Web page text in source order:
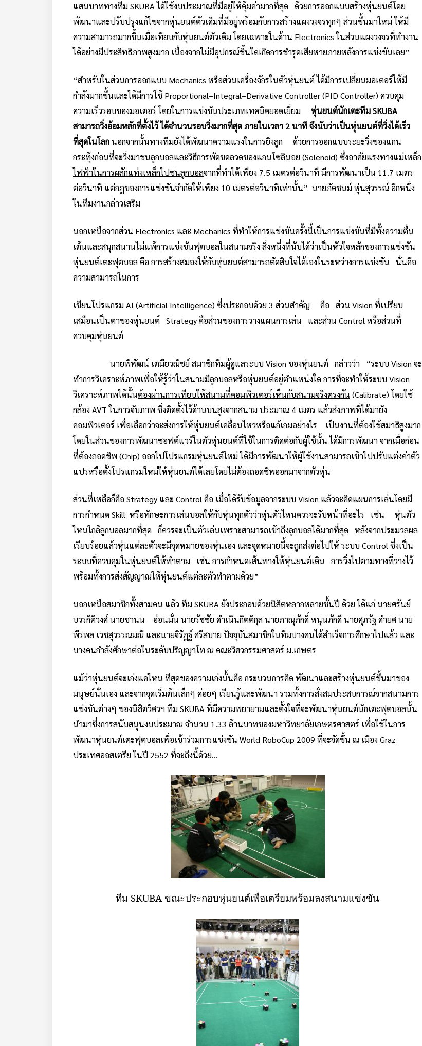
แสนบาททางทีม SKUBA ได้ใช้งบประมาณที่มีอยู่ให้คุ้มค่ามากที่สุด ด้วยการออกแบบสร้างหุ่นยนต์โดย
พัฒนาและปรับปรุงแก้ไขจากหุ่นยนต์ตัวเดิมที่มีอยู่พร้อมกับการสร้างแผงวงจรทุกๆ ส่วนขึ้นมาใหม่ ให้มี
ความสามารถมากขึ้นเมื่อเทียบกับหุ่นยนต์ตัวเดิม โดยเฉพาะในด้าน Electronics ในส่วนแผงวงจรที่ทำงาน
ได้อย่างมีประสิทธิภาพสูงมาก เนื่องจากไม่มีอุปกรณ์ชิ้นใดเกิดการชำรุดเสียหายภายหลังการแข่งขันเลย”
“สำหรับในส่วนการออกแบบ Mechanics หรือส่วนเครื่องจักรในตัวหุ่นยนต์ ได้มีการเปลี่ยนมอเตอร์ให้มี
กำลังมากขึ้นและได้มีการใช้ Proportional–Integral–Derivative Controller (PID Controller) ควบคุม
ความเร็วรอบของมอเตอร์ โดยในการแข่งขันประเภทเทคนิคยอดเยี่ยม หุ่นยนต์นักเตะทีมSKUBA
สามารถวิ่งอ้อมหลักที่ตั้งไว้ ได้จำนวนรอบวิ่งมากที่สุด ภายในเวลา 2 นาที จึงนับว่าเป็นหุ่นยนต์ที่วิ่งได้เร็ว
ที่สุดในโลกนอกจากนั้นทางทีมยังได้พัฒนาความแรงในการยิงลูก ด้วยการออกแบบระยะวิ่งของแกน
กระทุ้งก่อนที่จะวิ่งมาชนลูกบอลและวิธีการพัดขดลวดของแกนโซลินอย (Solenoid) ซึ่งอาศัยแรงทางแม่เหล็ก
ไฟฟ้าในการผลักแท่งเหล็กไปชนลูกบอลจากที่ทำได้เพียง 7.5 เมตรต่อวินาที มีการพัฒนาเป็น 11.7 เมตร
ต่อวินาที แต่กฎของการแข่งขันจำกัดให้เพียง 10 เมตรต่อวินาทีเท่านั้น” นายภัคชนม์ หุ่นสุวรรณ์ อีกหนึ่ง
ในทีมงานกล่าวเสริม
นอกเหนือจากส่วน Electronics และ Mechanics ที่ทำให้การแข่งขันครั้งนี้เป็นการแข่งขันที่มีทั้งความตื่น
เต้นและสนุกสนานไม่แพ้การแข่งขันฟุตบอลในสนามจริง สิ่งหนึ่งที่นับได้ว่าเป็นหัวใจหลักของการแข่งขัน
หุ่นยนต์เตะฟุตบอล คือ การสร้างสมองให้กับหุ่นยนต์สามารถตัดสินใจได้เองในระหว่างการแข่งขัน นั่นคือ
ความสามารถในการ
เขียนโปรแกรม AI (Artificial Intelligence) ซึ่งประกอบด้วย 3 ส่วนสำคัญ คือ ส่วน Vision ที่เปรียบ
เสมือนเป็นตาของหุ่นยนต์ Strategy คือส่วนของการวางแผนการเล่น และส่วน Control หรือส่วนที่
ควบคุมหุ่นยนต์
นายพิพัฒน์ เตมียวณิชย์ สมาชิกทีมผู้ดูแลระบบ Vision ของหุ่นยนต์ กล่าวว่า “ระบบ Vision จะ
ทำการวิเคราะห์ภาพเพื่อให้รู้ว่าในสนามมีลูกบอลหรือหุ่นยนต์อยู่ตำแหน่งใด การที่จะทำให้ระบบ Vision
วิเคราะห์ภาพได้นั้นต้องผ่านการเทียบให้สนามที่คอมพิวเตอร์เห็นกับสนามจริงตรงกัน (Calibrate) โดยใช้
กล้อง AVTในการจับภาพ ซึ่งติดตั้งไว้ด้านบนสูงจากสนาม ประมาณ 4 เมตร แล้วส่งภาพที่ได้มายัง
คอมพิวเตอร์ เพื่อเลือกว่าจะส่งการให้หุ่นยนต์เคลื่อนไหวหรือแก้เกมอย่างไร เป็นงานที่ต้องใช้สมาธิสูงมาก
โดยในส่วนของการพัฒนาซอฟต์แวร์ในตัวหุ่นยนต์ที่ใช้ในการติดต่อกับผู้ใช้นั้น ได้มีการพัฒนา จากเมื่อก่อน
ที่ต้องถอดชิพ (Chip) ออกไปโปรแกรมหุ่นยนต์ใหม่ ได้มีการพัฒนาให้ผู้ใช้งานสามารถเข้าไปปรับแต่งค่าตัว
แปรหรือตั้งโปรแกรมใหม่ให้หุ่นยนต์ได้เลยโดยไม่ต้องถอดชิพออกมาจากตัวหุ่น
ส่วนที่เหลือก็คือ Strategy และ Control คือ เมื่อได้รับข้อมูลจากระบบ Vision แล้วจะคิดแผนการเล่นโดยมี
การกำหนด Skill หรือทักษะการเล่นบอลให้กับหุ่นทุกตัวว่าหุ่นตัวไหนควรจะรับหน้าที่อะไร เช่น หุ่นตัว
ไหนใกล้ลูกบอลมากที่สุด ก็ควรจะเป็นตัวเล่นเพราะสามารถเข้าถึงลูกบอลได้มากที่สุด หลังจากประมวลผล
เรียบร้อยแล้วหุ่นแต่ละตัวจะมีจุดหมายของหุ่นเอง และจุดหมายนี้จะถูกส่งต่อไปให้ ระบบ Control ซึ่งเป็น
ระบบที่ควบคุมในหุ่นยนต์ให้ทำตาม เช่น การกำหนดเส้นทางให้หุ่นยนต์เดิน การวิ่งไปตามทางที่วางไว้
พร้อมทั้งการส่งสัญญาณให้หุ่นยนต์แต่ละตัวทำตามด้วย”
นอกเหนือสมาชิกทั้งสามคน แล้ว ทีม SKUBA ยังประกอบด้วยนิสิตหลากหลายชั้นปี ด้วย ได้แก่ นายศรันย์
บวรกิติวงศ์ นายชานน อ่อนมั่น นายรัชชัย ดำเนินกิตติกุล นายภาณุภักดิ์ หนุนภักดี นายศุภรัฐ ดำยศ นาย
พีรพล เวชสุวรรณมณี และนายจิรัฏฐ์ ศรีสบาย ปัจจุบันสมาชิกในทีมบางคนได้สำเร็จการศึกษาไปแล้ว และ
บางคนกำลังศึกษาต่อในระดับปริญญาโท ณ คณะวิศวกรรมศาสตร์ ม.เกษตร
แม้ว่าหุ่นยนต์จะเก่งแค่ไหน ทีสุดของความเก่งนั้นคือ กระบวนการคิด พัฒนาและสร้างหุ่นยนต์ขึ้นมาของ
มนุษย์นั่นเอง และจากจุดเริ่มต้นเล็กๆ ค่อยๆ เรียนรู้และพัฒนา รวมทั้งการสั่งสมประสบการณ์จากสนามการ
แข่งขันต่างๆ ของนิสิตวิศวฯ ทีม SKUBA ที่มีความพยายามและตั้งใจที่จะพัฒนาหุ่นยนต์นักเตะฟุตบอลนั้น
นำมาซึ่งการสนับสนุนงบประมาณ จำนวน 1.33 ล้านบาทของมหาวิทยาลัยเกษตรศาสตร์ เพื่อใช้ในการ
พัฒนาหุ่นยนต์เตะฟุตบอลเพื่อเข้าร่วมการแข่งขัน World RoboCup 2009 ที่จะจัดขึ้น ณ เมือง Graz
ประเทศออสเตรีย ในปี 2552 ที่จะถึงนี้ด้วย…
ทีม SKUBAขณะประกอบหุ่นยนต์เพื่อเตรียมพร้อมลงสนามแข่งขัน